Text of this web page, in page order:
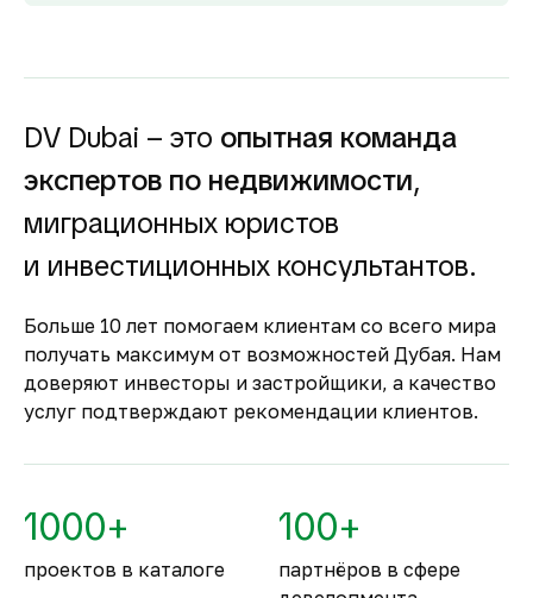
доходность для инвесторов как от
аренды.
строящуюся
недвижимость
Оплата за объект поступает на эскроу-счёт.
Застройщик сможет получить с него деньги
только после ввода объекта в
Комфортное и
безопасное место для
жизни
По уровню безопасности жизни
занимают второе место в мире.
DV Dubai – это опытная команда
экспертов по недвижимости,
миграционных юристов
и инвестиционных консультантов.
Больше 10 лет помогаем клиентам со всего мира
получать максимум от возможностей Дубая. Нам
доверяют инвесторы и застройщики, а качество
услуг подтверждают рекомендации клиентов.
1000+
проектов в каталоге
100+
партнёров в сфере